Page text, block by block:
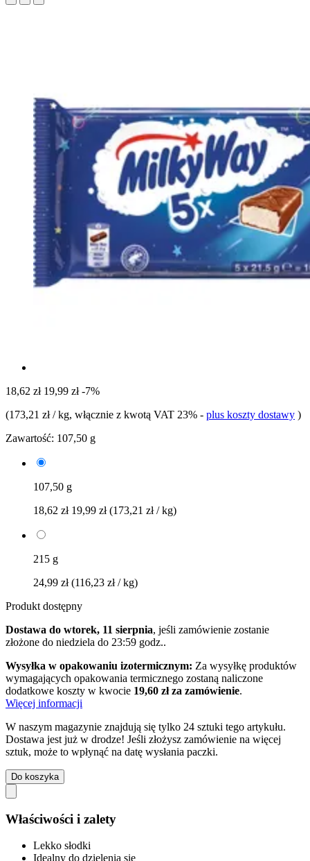
18,62 zł 19,99 zł -7%
(173,21 zł / kg, włącznie z kwotą VAT 23% - plus koszty dostawy )
Zawartość: 107,50 g
107,50 g
18,62 zł 19,99 zł (173,21 zł / kg)
215 g
24,99 zł(116,23 zł / kg)
Produkt dostępny
Dostawa do wtorek, 11 sierpnia, jeśli zamówienie zostanie
złożone do niedziela do 23:59 godz..
Wysyłka w opakowaniu izotermicznym: Za wysyłkę produktów
wymagających opakowania termicznego zostaną naliczone
dodatkowe koszty w kwocie 19,60 zł za zamówienie.
Więcej informacji
W naszym magazynie znajdują się tylko 24 sztuki tego artykułu.
Dostawa jest już w drodze! Jeśli złożysz zamówienie na więcej
sztuk, może to wpłynąć na datę wysłania paczki.
Do koszyka
Właściwości i zalety
Lekko słodki
Idealny do dzielenia się